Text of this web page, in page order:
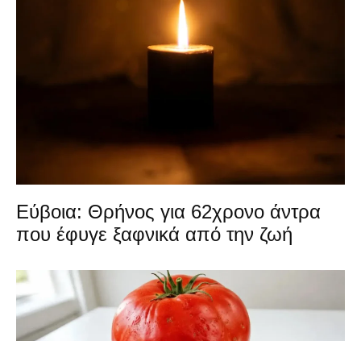
Εύβοια: Θρήνος για 62χρονο άντρα
που έφυγε ξαφνικά από την ζωή